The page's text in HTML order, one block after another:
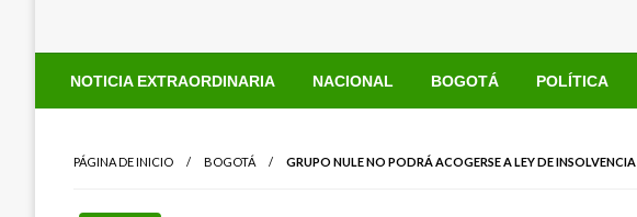
NOTICIA EXTRAORDINARIA NACIONAL BOGOTÁ POLÍTICA
PÁGINA DE INICIO BOGOTÁ GRUPO NULE NO PODRÁ ACOGERSE A LEY DE INSOLVENCIA